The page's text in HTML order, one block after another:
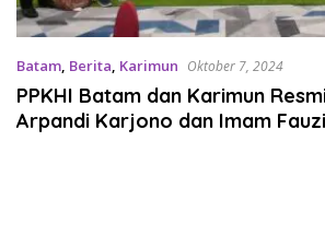
Batam, Berita, Karimun Oktober 7, 2024
PPKHI Batam dan Karimun
Arpandi Karjono dan Imam